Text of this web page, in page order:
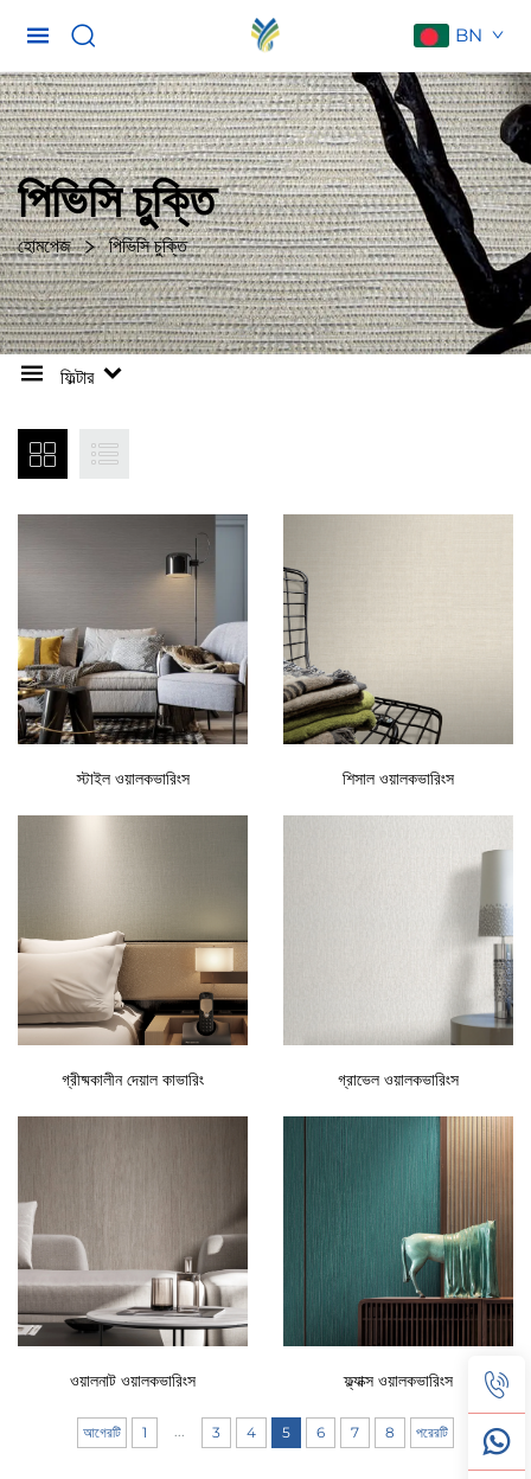
BN
পিভিসি চুক্তি
হোমপেজ পিভিসি চুক্তি
ফিল্টার
স্টাইল ওয়ালকভারিংস শিসাল ওয়ালকভারিংস
গ্রীষ্মকালীন দেয়াল কাভারিং গ্রাভেল ওয়ালকভারিংস
ওয়ালনাট ওয়ালকভারিংস ফ্ল্যাক্স ওয়ালকভারিংস
আগেরটি 1 ... 3 4 5 6 7 8 পরেরটি